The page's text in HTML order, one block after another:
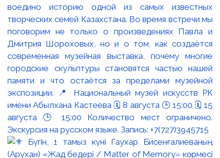
воедино историю одной из самых известных
творческих семей Казахстана. Во время встречи мы
поговорим не только о произведениях Павла и
Дмитрия Шороховых, но и о том, как создаётся
современная музейная выставка, почему многие
городские скульптуры становятся частью нашей
памяти и что остаётся за пределами музейной
экспозиции. 📍 Национальный музей искусств РК
имени Абылхана Кастеева 🗓 8 августа 🕒 15:00 🗓 15
августа 🕒 15:00 Количество мест ограничено.
Экскурсия на русском языке. Запись: +7(727)3945715